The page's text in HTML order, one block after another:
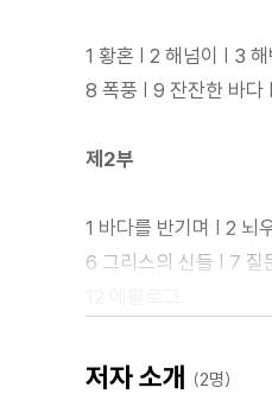
1 황혼 | 2 해넘이 | 3
8 폭풍 | 9 잔잔한 바다
제2부
1 바다를 반기며 | 2 뇌
6 그리스의 신들 | 7 질
제3부
저자 소개 (2명)